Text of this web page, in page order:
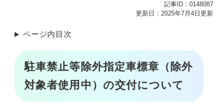
記事ID：0148087
更新日：2025年7月4日更新
ページ内目次
駐車禁止等除外指定車標章（除外
対象者使用中）の交付について